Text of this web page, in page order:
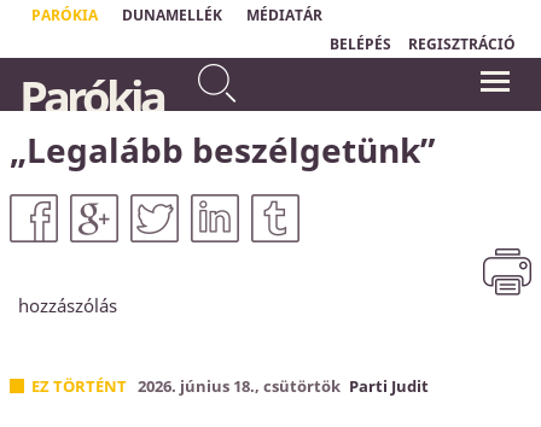
PARÓKIA DUNAMELLÉK
MÉDIATÁR
BELÉPÉS
REGISZTRÁCIÓ
gonoszságaikkal szemben, és
bűneikről nem emlékezem meg
Zsidók 8,12
most már megbeszélhetjük, hogy mik a
bűneim."
Horváth Levente
Parókia
„Legalább beszélgetünk”
hozzászólás
EZ TÖRTÉNT 2026. június 18., csütörtök Parti Judit